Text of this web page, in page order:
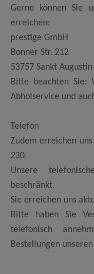
Gerne können Sie
erreichen:
prestige GmbH
Bonner Str. 212
53757 Sankt Augustin
Bitte beachten Sie:
Abholservice und
Telefon
Zudem erreichen
230.
Unsere
beschränkt.
Sie erreichen uns
Bitte haben Sie
telefonisch
Bestellungen